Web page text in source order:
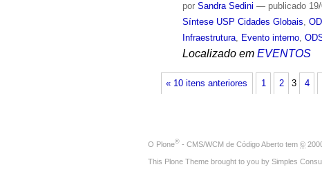
porSandra Sedini — publicado
Síntese USP Cidades Globais,
Infraestrutura, Evento interno,
Localizado em EVENTOS
« 10 itens anteriores 1 2 3 4
O Plone® - CMS/WCM de Código Aberto tem ©
This Plone Theme brought to you by Simples